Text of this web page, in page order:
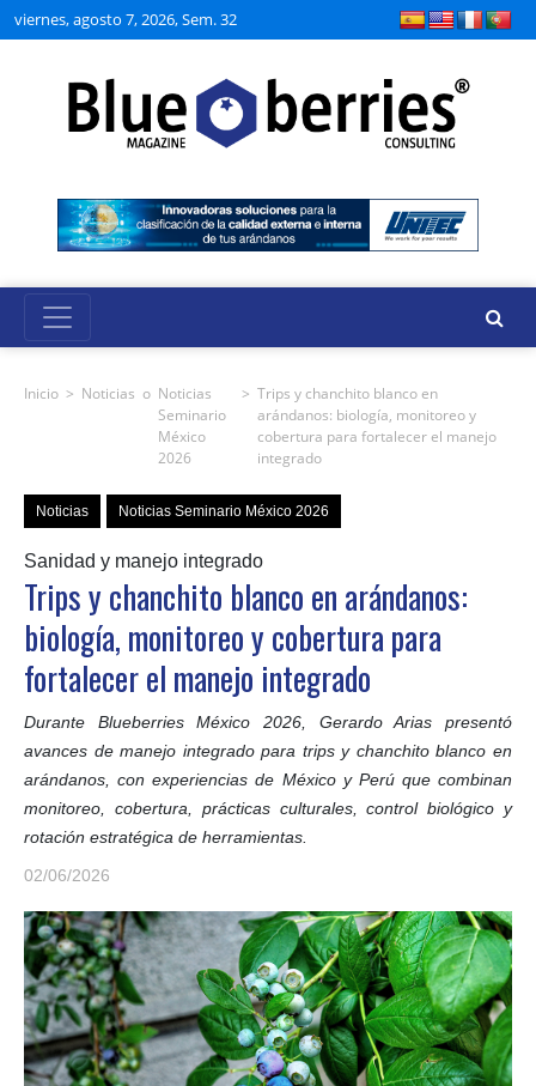
viernes, agosto 7, 2026, Sem. 32
Inicio > Noticias o Noticias
Seminario
México
2026
> Trips y chanchito blanco en
arándanos: biología, monitoreo y
cobertura para fortalecer el manejo
integrado
Noticias Noticias Seminario México 2026
Sanidad y manejo integrado
Trips y chanchito blanco en arándanos:
biología, monitoreo y cobertura para
fortalecer el manejo integrado
Durante Blueberries México 2026, Gerardo Arias presentó
avances de manejo integrado para trips y chanchito blanco en
arándanos, con experiencias de México y Perú que combinan
monitoreo, cobertura, prácticas culturales, control biológico y
rotación estratégica de herramientas.
02/06/2026